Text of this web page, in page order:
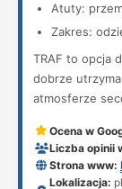
Atuty:
Zakres:
TRAF to opcja
dobrze
atmosferze
Ocena w
Liczba opinii
Strona www:
Lokalizacja: